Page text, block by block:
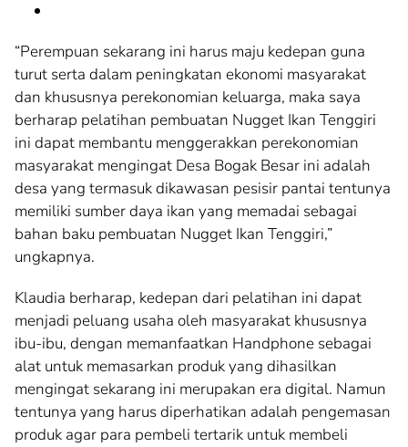
“Perempuan sekarang ini harus maju kedepan guna
turut serta dalam peningkatan ekonomi masyarakat
dan khususnya perekonomian keluarga, maka saya
berharap pelatihan pembuatan Nugget Ikan Tenggiri
ini dapat membantu menggerakkan perekonomian
masyarakat mengingat Desa Bogak Besar ini adalah
desa yang termasuk dikawasan pesisir pantai tentunya
memiliki sumber daya ikan yang memadai sebagai
bahan baku pembuatan Nugget Ikan Tenggiri,”
ungkapnya.
Klaudia berharap, kedepan dari pelatihan ini dapat
menjadi peluang usaha oleh masyarakat khususnya
ibu-ibu, dengan memanfaatkan Handphone sebagai
alat untuk memasarkan produk yang dihasilkan
mengingat sekarang ini merupakan era digital. Namun
tentunya yang harus diperhatikan adalah pengemasan
produk agar para pembeli tertarik untuk membeli